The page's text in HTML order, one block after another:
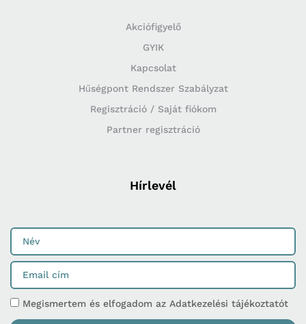
Akciófigyelő
GYIK
Kapcsolat
Hűségpont Rendszer Szabályzat
Regisztráció / Saját fiókom
Partner regisztráció
Hírlevél
Megismertem és elfogadom az Adatkezelési tájékoztatót